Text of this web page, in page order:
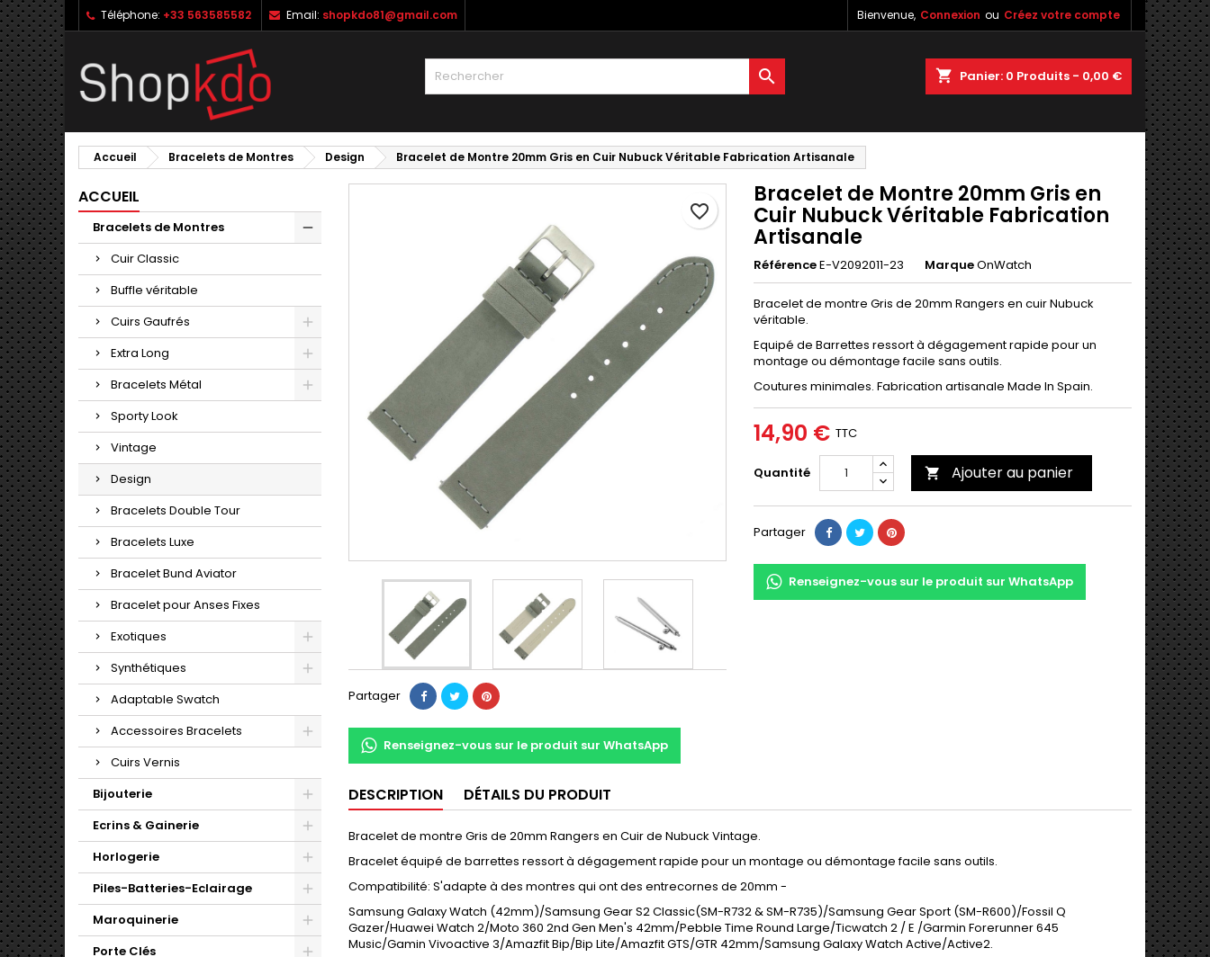
Téléphone: +33 563585582 Email: shopkdo81@gmail.com Bienvenue, Connexion ou Créez votre compte
shopping_cart Panier: 0 Produits - 0,00 €

Accueil Bracelets de Montres Design Bracelet de Montre 20mm Gris en Cuir Nubuck Véritable Fabrication Artisanale
ACCUEIL
Bracelets de Montres
Cuir Classic
Buffle véritable
Cuirs Gaufrés
Extra Long
Bracelets Métal
Sporty Look
Vintage
Design
Bracelets Double Tour
Bracelets Luxe
Bracelet Bund Aviator
Bracelet pour Anses Fixes
Exotiques
Synthétiques
Adaptable Swatch
Accessoires Bracelets
Cuirs Vernis
Bijouterie
Ecrins & Gainerie
Horlogerie
Piles-Batteries-Eclairage
Maroquinerie
Porte Clés
Partager
Renseignez-vous sur le produit sur WhatsApp
Bracelet de Montre 20mm Gris en
Cuir Nubuck Véritable Fabrication
Artisanale
RéférenceE-V2092011-23 MarqueOnWatch
Bracelet de montre Gris de 20mm Rangers en cuir Nubuck
véritable.
Equipé de Barrettes ressort à dégagement rapide pour un
montage ou démontage facile sans outils.
Coutures minimales. Fabrication artisanale Made In Spain.
14,90 € TTC
Quantité  Ajouter au panier
favorite_border
Partager
Renseignez-vous sur le produit sur WhatsApp
DESCRIPTION DÉTAILS DU PRODUIT
Bracelet de montre Gris de 20mm Rangers en Cuir de Nubuck Vintage.
Bracelet équipé de barrettes ressort à dégagement rapide pour un montage ou démontage facile sans outils.
Compatibilité: S'adapte à des montres qui ont des entrecornes de 20mm -
Samsung Galaxy Watch (42mm)/Samsung Gear S2 Classic(SM-R732 & SM-R735)/Samsung Gear Sport (SM-R600)/Fossil Q
Gazer/Huawei Watch 2/Moto 360 2nd Gen Men's 42mm/Pebble Time Round Large/Ticwatch 2 / E /Garmin Forerunner 645
Music/Gamin Vivoactive 3/Amazfit Bip/Bip Lite/Amazfit GTS/GTR 42mm/Samsung Galaxy Watch Active/Active2.
My wishlists
Create new list
Créer une liste d'envies
Créer une liste d'envies
Connexion
Vous devez être connecté pour ajouter des produits à votre liste
Annuler Connexion